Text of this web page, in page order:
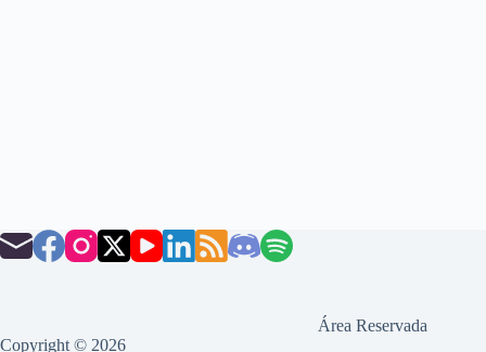
Área Reservada
Copyright © 2026